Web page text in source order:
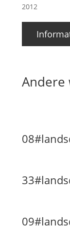
2012
Andere